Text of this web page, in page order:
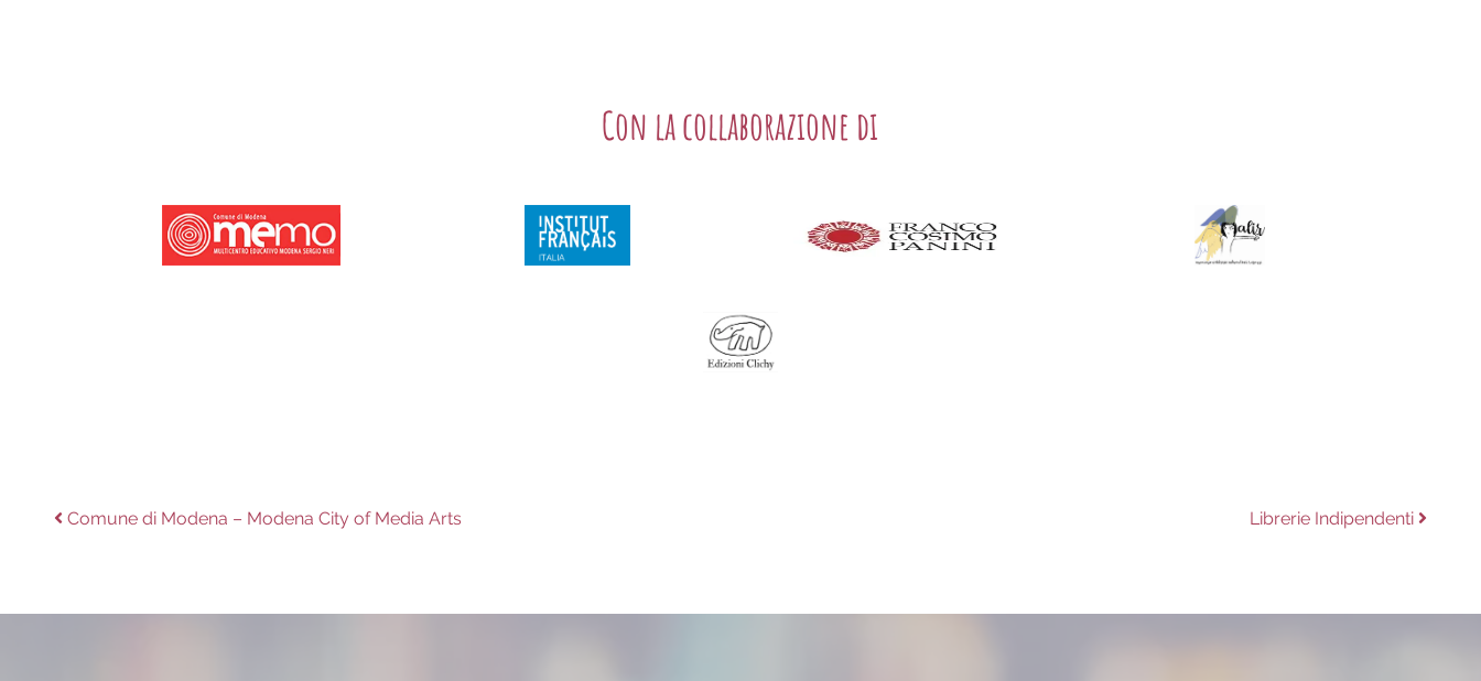
Con la collaborazione di
Navigazione
Previous
Comune di Modena – Modena City of Media Arts
Next
Librerie Indipendenti